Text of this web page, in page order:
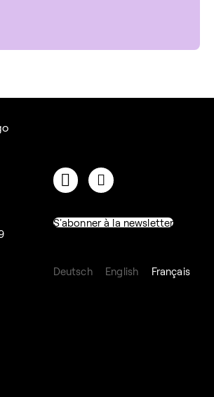
S'abonner à la newsletter
Deutsch English Français